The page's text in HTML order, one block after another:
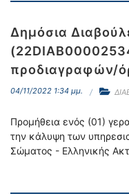
Δημόσια
προδιαγραφών/
04/11/2022 1:34 μμ.
Προμήθεια ενός (01)
την κάλυψη των
Σώματος - Ελληνικής